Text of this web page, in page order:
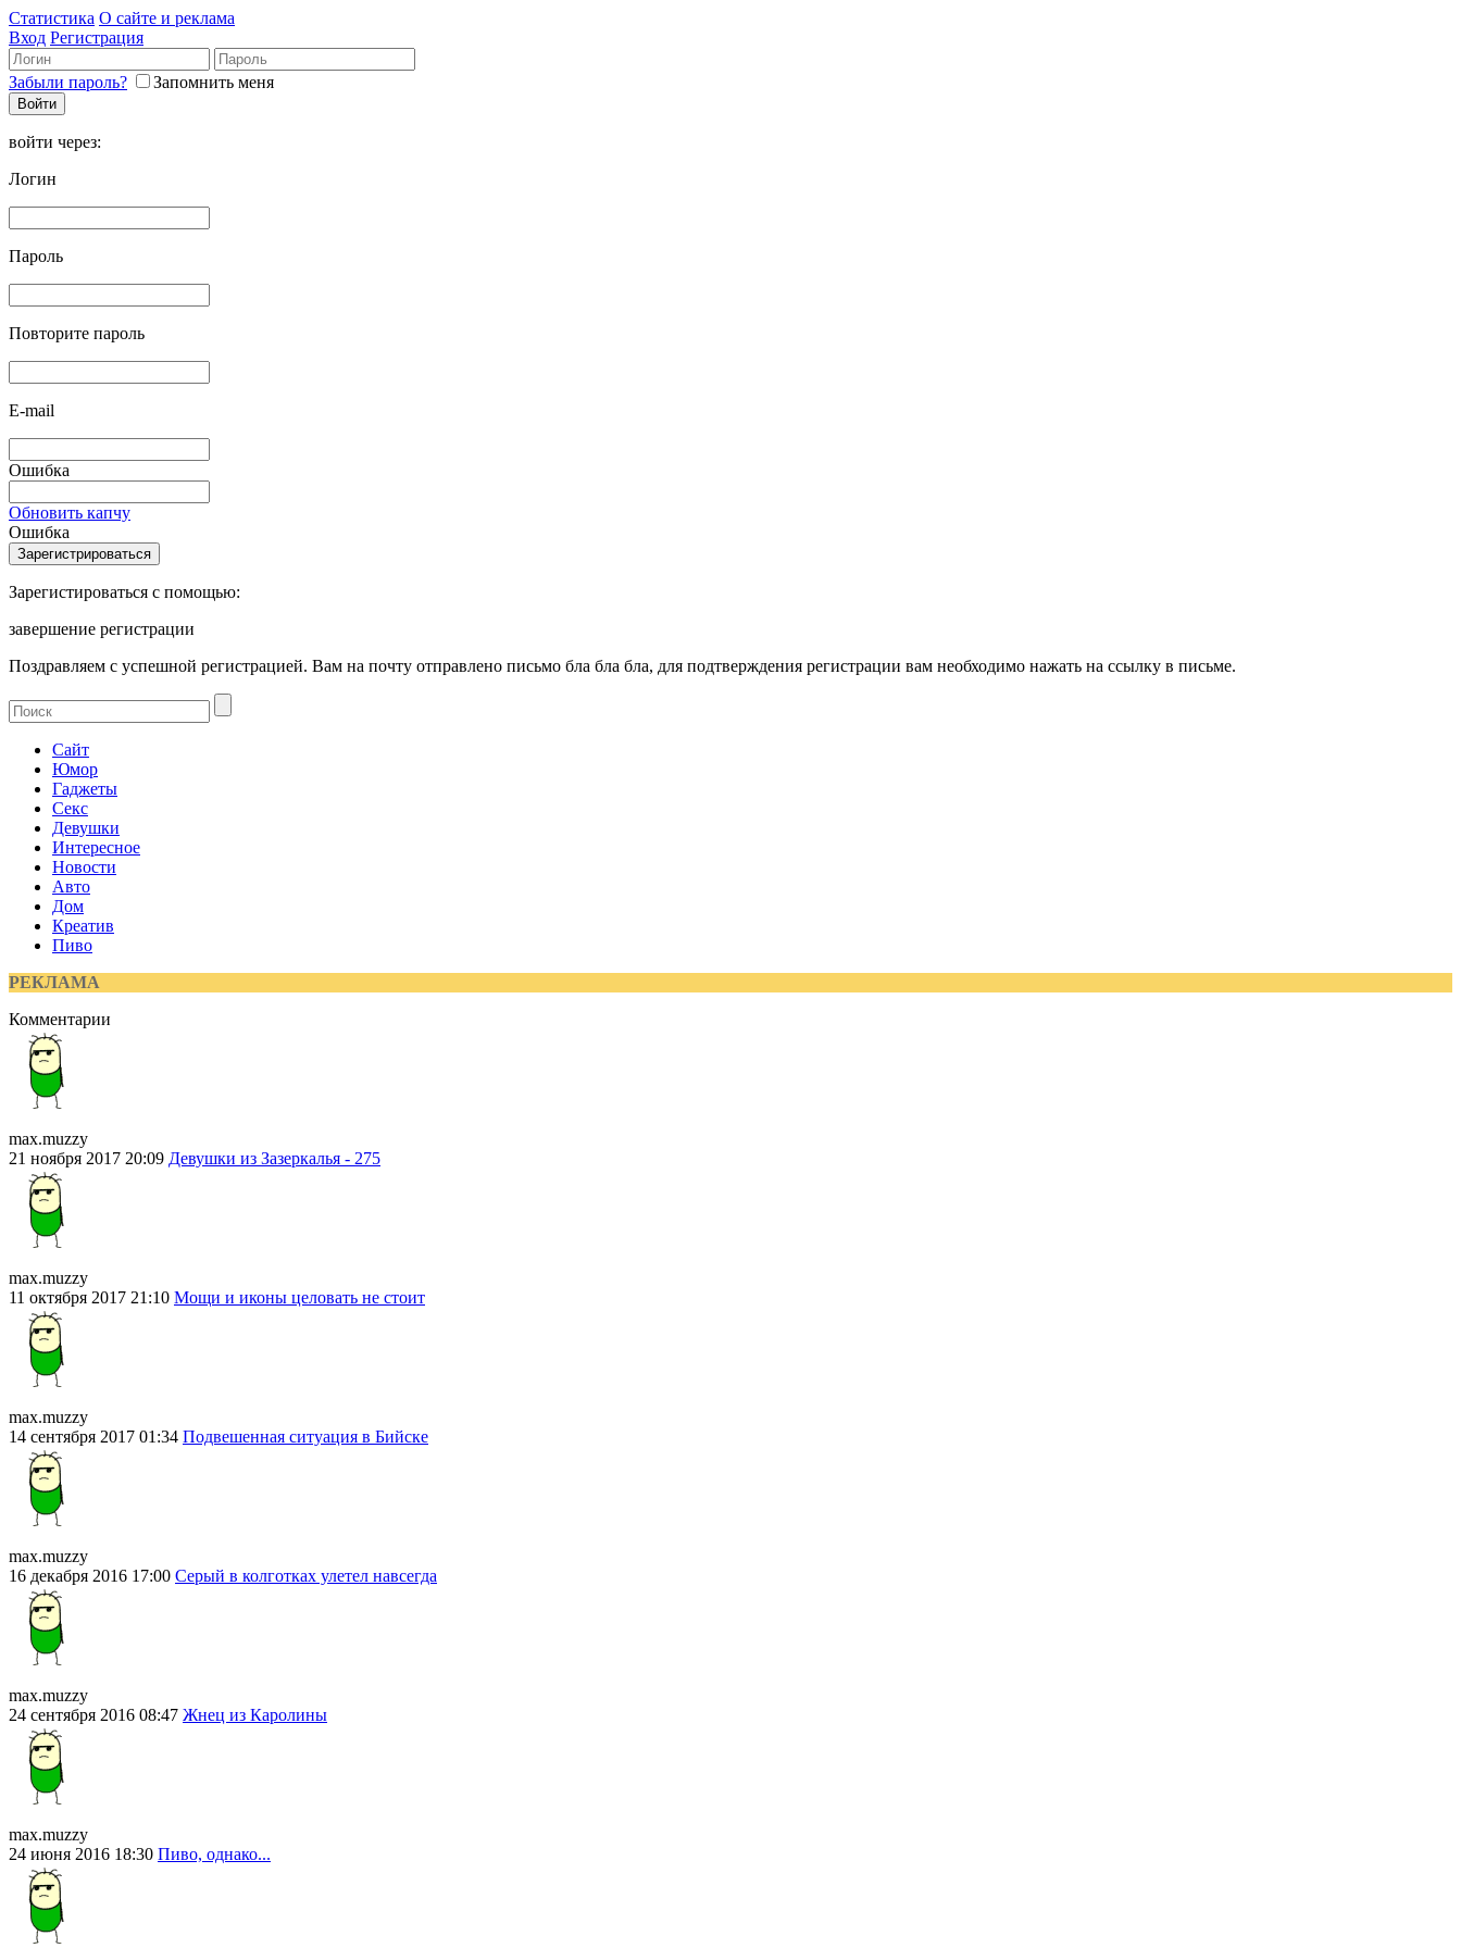
Статистика О сайте и реклама
Вход Регистрация
Забыли пароль? Запомнить меня
войти через:
Логин
Пароль
Повторите пароль
E-mail
Ошибка
Обновить капчу
Ошибка
Зарегистироваться с помощью:
завершение регистрации
Поздравляем с успешной регистрацией. Вам на почту отправлено письмо бла бла бла, для подтверждения регистрации вам необходимо нажать на ссылку в письме.
Сайт
Юмор
Гаджеты
Секс
Девушки
Интересное
Новости
Авто
Дом
Креатив
Пиво
РЕКЛАМА
Комментарии
max.muzzy
21 ноября 2017 20:09 Девушки из Зазеркалья - 275
max.muzzy
11 октября 2017 21:10 Мощи и иконы целовать не стоит
max.muzzy
14 сентября 2017 01:34 Подвешенная ситуация в Бийске
max.muzzy
16 декабря 2016 17:00 Серый в колготках улетел навсегда
max.muzzy
24 сентября 2016 08:47 Жнец из Каролины
max.muzzy
24 июня 2016 18:30 Пиво, однако...